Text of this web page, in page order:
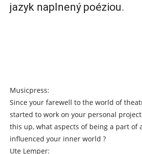
jazyk naplnený poéziou.
Musicpress:
Since your farewell to the world of
started to work on your personal
this up, what aspects of being a part of
influenced your inner world ?
Ute Lemper: